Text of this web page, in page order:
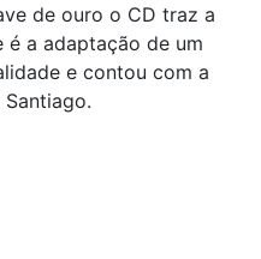
de ouro o CD traz a
é a adaptação de um
e contou com a